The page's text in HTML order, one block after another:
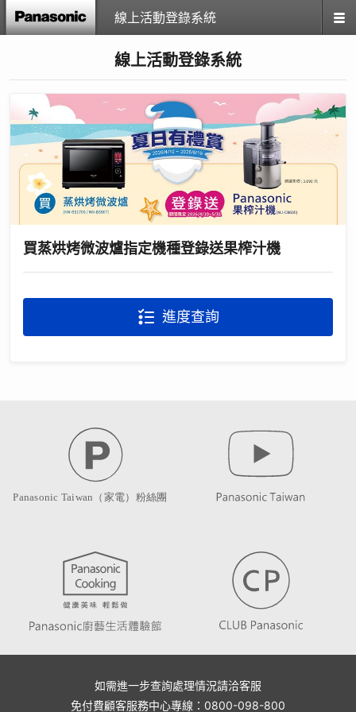
線上活動登錄系統
線上活動登錄系統
買蒸烘烤微波爐指定機種登錄送果榨汁機
進度查詢
如需進一步查詢處理情況請洽客服
免付費顧客服務中心專線：0800-098-800